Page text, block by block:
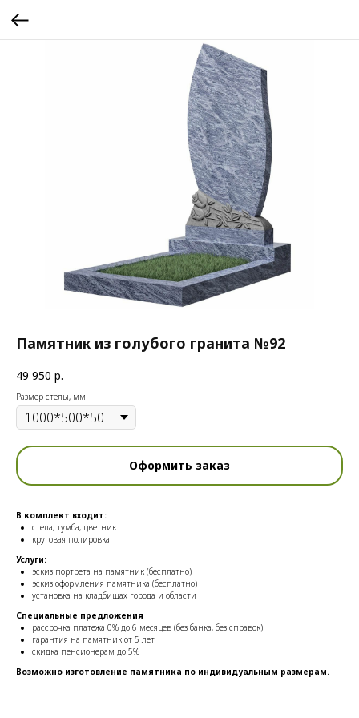
Памятник из голубого гранита №92
49 950 р.
Размер стелы, мм
Оформить заказ
В комплект входит:
стела, тумба, цветник
круговая полировка
Услуги:
эскиз портрета на памятник (бесплатно)
эскиз оформления памятника (бесплатно)
установка на кладбищах города и области
Специальные предложения
рассрочка платежа 0% до 6 месяцев (без банка, без справок)
гарантия на памятник от 5 лет
скидка пенсионерам до 5%
Возможно изготовление памятника по индивидуальным размерам.